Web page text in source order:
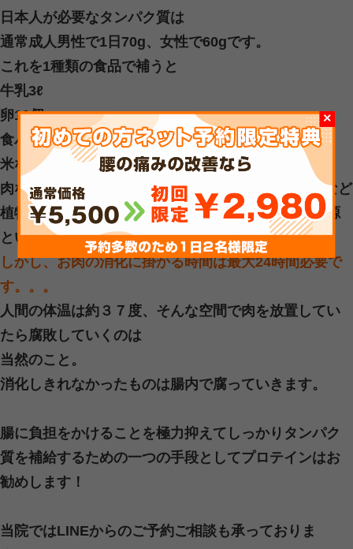
お風呂や温湿布などで筋肉の緊張を
当院では腰痛をはじめとするお身体
検査と施術を通して
良くなりたいという期待を越えるよ
る事を心がけております。
初めての方必見のキャンペ
1日限定2名様に限り特別価格にてご
す！
電話またはLINEにて「キャンペーン
い」とお伝えください。